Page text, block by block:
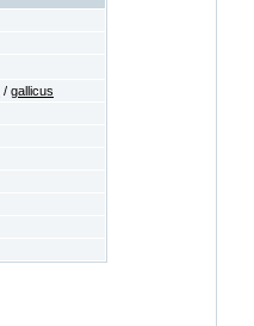
/ gallicus